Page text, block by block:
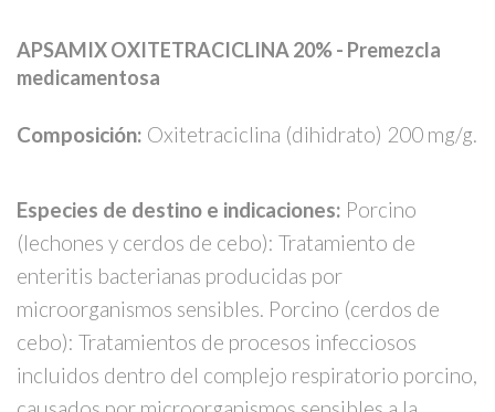
APSAMIX OXITETRACICLINA 20% - Premezcla
medicamentosa
Composición: Oxitetraciclina (dihidrato) 200 mg/g.
Especies de destino e indicaciones: Porcino
(lechones y cerdos de cebo): Tratamiento de
enteritis bacterianas producidas por
microorganismos sensibles. Porcino (cerdos de
cebo): Tratamientos de procesos infecciosos
incluidos dentro del complejo respiratorio porcino,